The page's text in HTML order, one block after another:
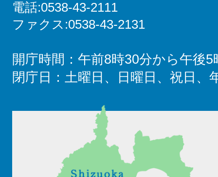
電話:0538-43-2111
ファクス:0538-43-2131
開庁時間：午前8時30分から午後5
閉庁日：土曜日、日曜日、祝日、